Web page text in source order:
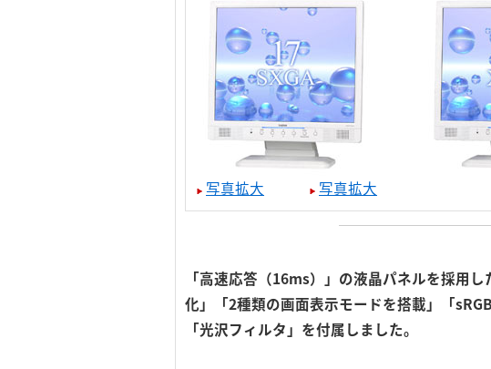
写真拡大 写真拡大
「高速応答（16ms）」の液晶パネルを採用
化」「2種類の画面表示モードを搭載」「
「光沢フィルタ」を付属しました。